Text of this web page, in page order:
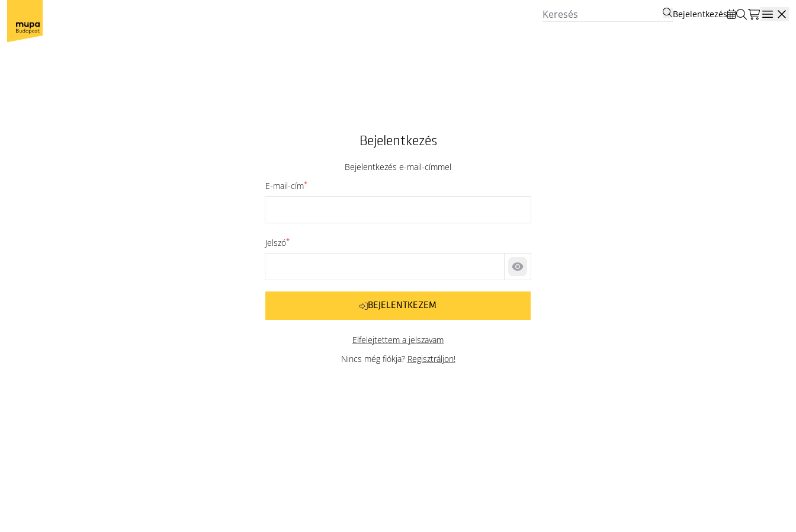
Bejelentkezés
Bejelentkezés
Bejelentkezés e-mail-címmel
E-mail-cím*
Jelszó*
Jelszó megjelenítése
BEJELENTKEZEM
Elfelejtettem a jelszavam
Nincs még fiókja? Regisztráljon!